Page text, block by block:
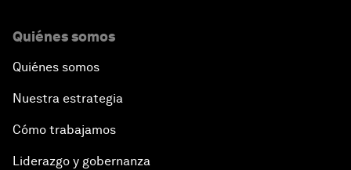
Quiénes somos
Quiénes somos
Nuestra estrategia
Cómo trabajamos
Liderazgo y gobernanza